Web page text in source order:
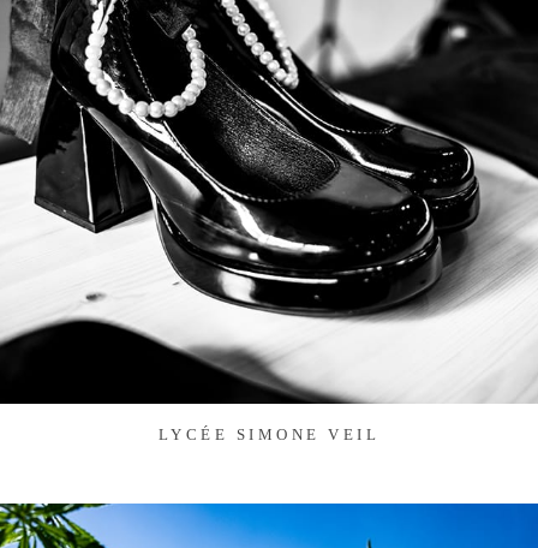
LYCÉE SIMONE VEIL